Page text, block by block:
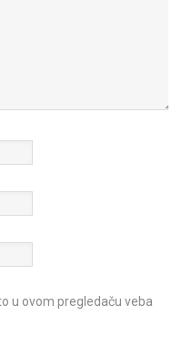
u ovom pregledaču veba